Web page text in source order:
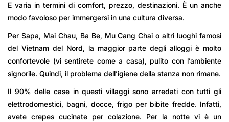
E varia in termini di comfort, prezzo, destinazioni. È un anche
modo favoloso per immergersi in una cultura diversa.
Per Sapa, Mai Chau, Ba Be, Mu Cang Chai o altri luoghi famosi
del Vietnam del Nord, la maggior parte degli alloggi è molto
confortevole (vi sentirete come a casa), pulito con l’ambiente
signorile. Quindi, il problema dell’igiene della stanza non rimane.
Il 90% delle case in questi villaggi sono arredati con tutti gli
elettrodomestici, bagni, docce, frigo per bibite fredde. Infatti,
avete crepes cucinate per colazione. Per la notte vi è un